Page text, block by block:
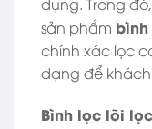
sản phẩm
chính xác lọc
dạng để
Bình lọc lõi